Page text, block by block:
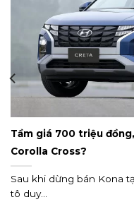
Tầm giá 700 triệu
Corolla Cross?
Sau khi dừng bán Kona
tô duy...